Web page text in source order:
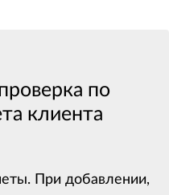
по
клиента
При добавлении,